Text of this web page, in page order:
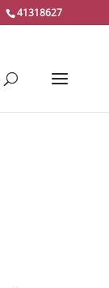
41318627